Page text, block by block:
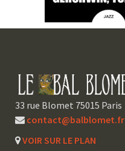
33 rue Blomet 75015 Paris
contact@balblomet.fr
VOIR SUR LE PLAN